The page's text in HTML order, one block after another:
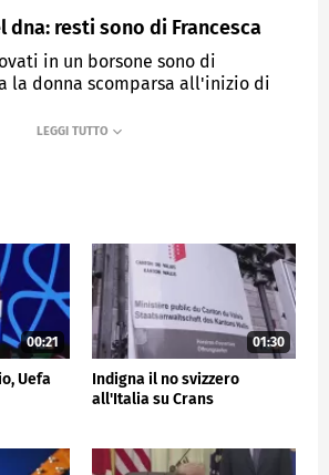
dna: resti sono di Francesca
in un borsone sono di
la donna scomparsa all'inizio di
00:21
Uefa
01:30
Indigna il no svizzero
all'Italia su Crans